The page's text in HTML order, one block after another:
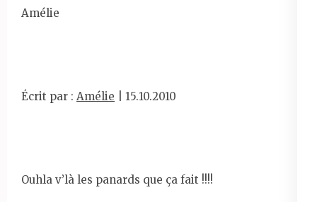
Amélie
Écrit par : Amélie | 15.10.2010
Ouhla v’là les panards que ça fait !!!!